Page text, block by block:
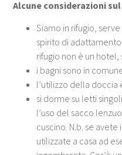
Alcune considerazioni
Siamo in rifugio,
spirito di
rifugio non è un
i bagni sono in
l’utilizzo della doccia
si dorme su letti
l’uso del sacco
cuscino. N.b. se
utilizzate a casa ad